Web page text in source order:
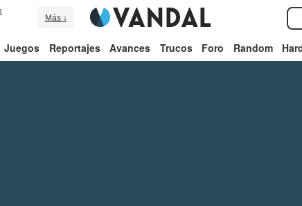
Más ↓
Juegos Reportajes Avances Trucos Foro Random